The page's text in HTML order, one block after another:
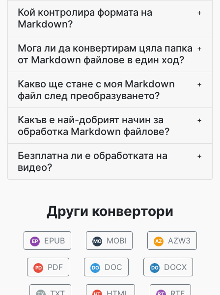
Кой контролира формата на
Markdown?
+
Мога ли да конвертирам цяла папка
от Markdown файлове в един ход?
+
Какво ще стане с моя Markdown
файл след преобразуването?
+
Какъв е най-добрият начин за
обработка Markdown файлове?
+
Безплатна ли е обработката на
видео?
+
Други конвертори
EP EPUB MO MOBI AZ AZW3
PD PDF DO DOC DO DOCX